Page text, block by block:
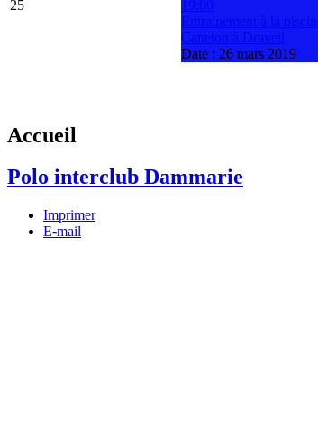
25
Date : 26 mars 2019
Accueil
Polo interclub Dammarie
Imprimer
E-mail